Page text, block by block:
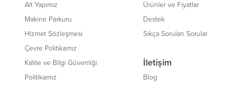
Alt Yapımız
Makine Parkuru
Hizmet Sözleşmesi
Çevre Politikamız
Kalite ve Bilgi Güvenliği
Politikamız
Ürünler ve Fiyatlar
Destek
Sıkça Sorulan Sorular
İletişim
Blog